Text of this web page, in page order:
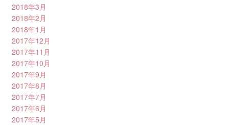
2018年3月
2018年2月
2018年1月
2017年12月
2017年11月
2017年10月
2017年9月
2017年8月
2017年7月
2017年6月
2017年5月